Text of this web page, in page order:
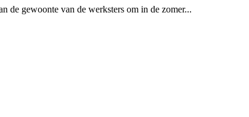
de gewoonte van de werksters om in de zomer...